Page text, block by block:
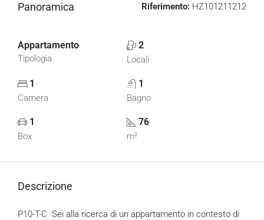
Panoramica Riferimento: HZ101211212
Appartamento
Tipologia
2
Locali
1
Camera
1
Bagno
1
Box
76
m²
Descrizione
P10-T-C Sei alla ricerca di un appartamento in contesto di